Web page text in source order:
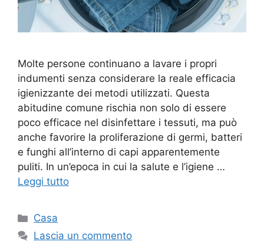
Molte persone continuano a lavare i propri
indumenti senza considerare la reale efficacia
igienizzante dei metodi utilizzati. Questa
abitudine comune rischia non solo di essere
poco efficace nel disinfettare i tessuti, ma può
anche favorire la proliferazione di germi, batteri
e funghi all’interno di capi apparentemente
puliti. In un’epoca in cui la salute e l’igiene …
Leggi tutto
Categorie
Casa
Lascia un commento